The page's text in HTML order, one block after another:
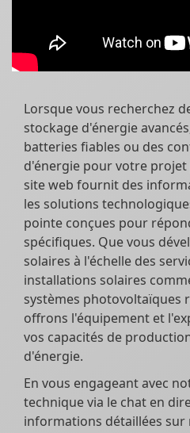
Lorsque vous recherchez
stockage d'énergie
batteries fiables ou des
d'énergie pour votre
site web fournit des
les solutions
pointe conçues pour
spécifiques. Que vous
solaires à l'échelle des
installations solaires
systèmes photovoltaïques
offrons l'équipement et
vos capacités de
d'énergie.
En vous engageant avec
technique via le chat en
informations détaillées sur